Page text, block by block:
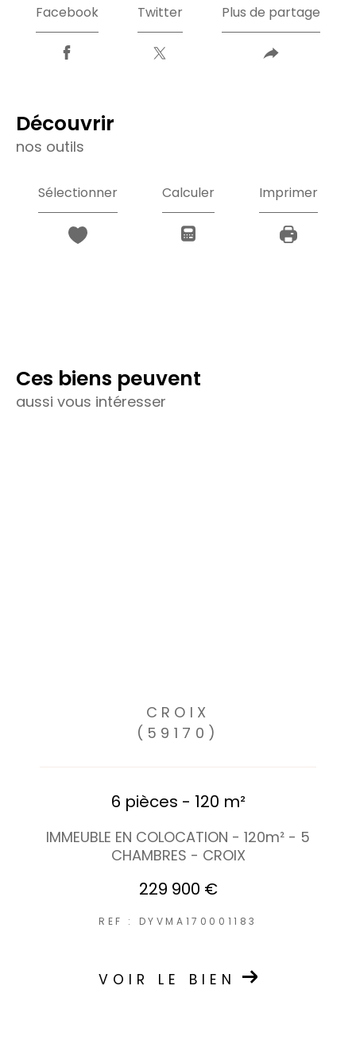
Facebook Twitter Plus de partage
découvrir
nos outils
Sélectionner Calculer Imprimer
Ces biens peuvent
aussi vous intéresser
CROIX
(59170)
6 pièces - 120 m²
IMMEUBLE EN COLOCATION - 120m² - 5
CHAMBRES - CROIX
229 900 €
REF : DYVMA170001183
VOIR LE BIEN